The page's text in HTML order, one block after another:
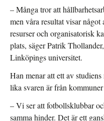
– Många tror att
men våra resultat visar
resurser och organisatorisk
plats, säger Patrik
Linköpings universitet.
Han menar att ett av
lika svaren är från
– Vi ser att fotbollsklubbar
samma hinder. Det är ett